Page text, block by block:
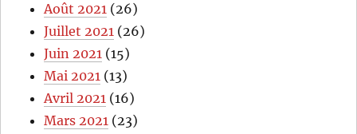
Août 2021 (26)
Juillet 2021 (26)
Juin 2021 (15)
Mai 2021 (13)
Avril 2021 (16)
Mars 2021 (23)